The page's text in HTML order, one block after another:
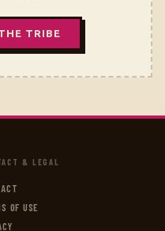
TRIBE
& LEGAL
OF USE